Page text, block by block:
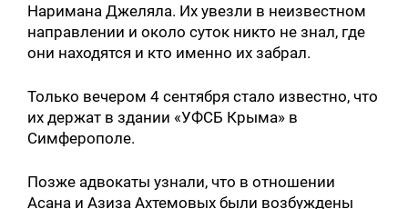
Наримана Джеляла. Их увезли в неизвестном
направлении и около суток никто не знал, где
они находятся и кто именно их забрал.
Только вечером 4 сентября стало известно, что
их держат в здании «УФСБ Крыма» в
Симферополе.
Позже адвокаты узнали, что в отношении
Асана и Азиза Ахтемовых были возбуждены